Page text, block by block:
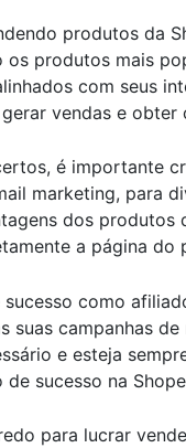
produtos da
produtos mais
com seus
vendas e obter
é importante
marketing, para
dos
a página
sucesso como
suas campanhas
e esteja
sucesso na
para lucrar